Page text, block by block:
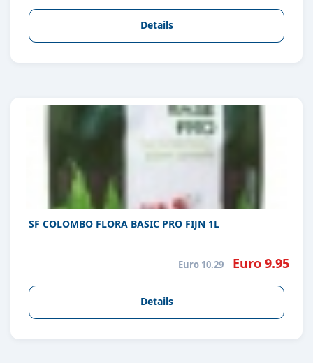
Details
SF COLOMBO FLORA BASIC PRO FIJN 1L
Euro 10.29 Euro 9.95
Details